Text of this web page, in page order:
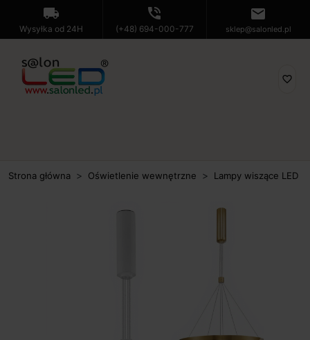
local_shipping
Wysyłka od 24H
phone_in_talk
(+48) 694-000-777
mail
sklep@salonled.pl
favorite_border
Strona główna Oświetlenie wewnętrzne Lampy wiszące LED